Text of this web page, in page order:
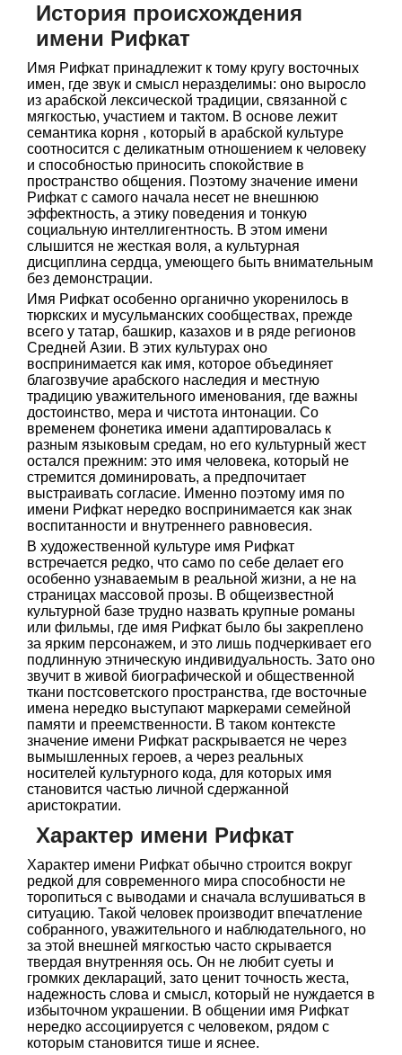
История происхождения
имени Рифкат
Имя Рифкат принадлежит к тому кругу восточных
имен, где звук и смысл неразделимы: оно выросло
из арабской лексической традиции, связанной с
мягкостью, участием и тактом. В основе лежит
семантика корня , который в арабской культуре
соотносится с деликатным отношением к человеку
и способностью приносить спокойствие в
пространство общения. Поэтому значение имени
Рифкат с самого начала несет не внешнюю
эффектность, а этику поведения и тонкую
социальную интеллигентность. В этом имени
слышится не жесткая воля, а культурная
дисциплина сердца, умеющего быть внимательным
без демонстрации.
Имя Рифкат особенно органично укоренилось в
тюркских и мусульманских сообществах, прежде
всего у татар, башкир, казахов и в ряде регионов
Средней Азии. В этих культурах оно
воспринимается как имя, которое объединяет
благозвучие арабского наследия и местную
традицию уважительного именования, где важны
достоинство, мера и чистота интонации. Со
временем фонетика имени адаптировалась к
разным языковым средам, но его культурный жест
остался прежним: это имя человека, который не
стремится доминировать, а предпочитает
выстраивать согласие. Именно поэтому имя по
имени Рифкат нередко воспринимается как знак
воспитанности и внутреннего равновесия.
В художественной культуре имя Рифкат
встречается редко, что само по себе делает его
особенно узнаваемым в реальной жизни, а не на
страницах массовой прозы. В общеизвестной
культурной базе трудно назвать крупные романы
или фильмы, где имя Рифкат было бы закреплено
за ярким персонажем, и это лишь подчеркивает его
подлинную этническую индивидуальность. Зато оно
звучит в живой биографической и общественной
ткани постсоветского пространства, где восточные
имена нередко выступают маркерами семейной
памяти и преемственности. В таком контексте
значение имени Рифкат раскрывается не через
вымышленных героев, а через реальных
носителей культурного кода, для которых имя
становится частью личной сдержанной
аристократии.
Характер имени Рифкат
Характер имени Рифкат обычно строится вокруг
редкой для современного мира способности не
торопиться с выводами и сначала вслушиваться в
ситуацию. Такой человек производит впечатление
собранного, уважительного и наблюдательного, но
за этой внешней мягкостью часто скрывается
твердая внутренняя ось. Он не любит суеты и
громких деклараций, зато ценит точность жеста,
надежность слова и смысл, который не нуждается в
избыточном украшении. В общении имя Рифкат
нередко ассоциируется с человеком, рядом с
которым становится тише и яснее.